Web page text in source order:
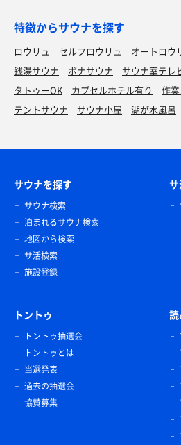
特徴からサウナを探す
ロウリュ セルフロウリュ オートロウ
銭湯サウナ
ボナサウナ サウナ室テレ
タトゥーOK
カプセルホテル有り
作
テントサウナ
サウナ小屋 湖が水風呂
サウナを探す
サウナ検索
泊まれるサウナ検索
地図から検索
サ活検索
施設登録
トントゥ
トントゥ抽選会
トントゥとは
当選発表
過去の抽選会
協賛募集